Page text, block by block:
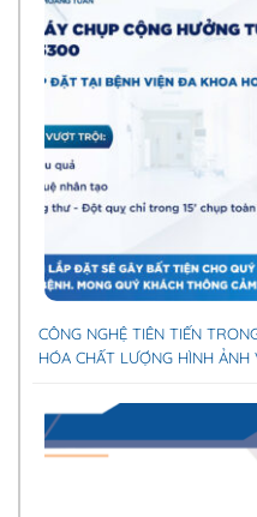
CÔNG NGHỆ TIÊN TIẾN
HÓA CHẤT LƯỢNG HÌNH